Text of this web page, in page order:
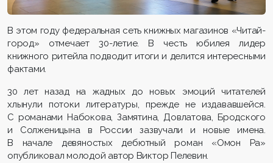
В этом году федеральная сеть книжных магазинов «Читай-
город» отмечает 30-летие. В честь юбилея лидер
книжного ритейла подводит итоги и делится интересными
фактами.
30 лет назад на жадных до новых эмоций читателей
хлынули потоки литературы, прежде не издававшейся.
С романами Набокова, Замятина, Довлатова, Бродского
и Солженицына в России зазвучали и новые имена.
В начале девяностых дебютный роман «Омон Ра»
опубликовал молодой автор Виктор Пелевин.